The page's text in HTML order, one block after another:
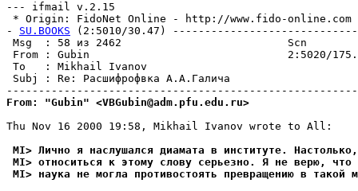
--- ifmail v.2.15
* Origin: FidoNet Online - http://www.fido-online.com
- SU.BOOKS (2:5010/30.47)
Msg  : 58 из 2462
From : Gubin                               2:5020/175.2
To   : Mikhail Ivanov
Subj : Re:
From: "Gubin" <VBGubin@adm.pfu.edu.ru>
Thu Nov 16 2000 19:58, Mikhail Ivanov wrote to All:
MI> Лично я наслушался диамата в институте.
MI> относиться к этому слову серьезно. Я не верю, что
MI> наука не могла противостоять превращению в такой